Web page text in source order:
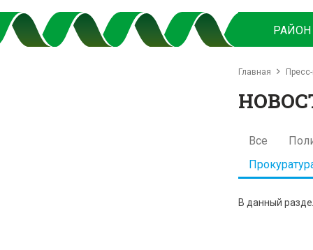
РАЙОН
Главная
Все
В данный